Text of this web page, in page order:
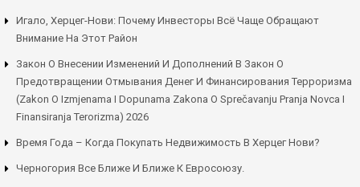
Игало, Херцег-Нови: Почему Инвесторы Всё Чаще Обращают
Внимание На Этот Район
Закон О Внесении Изменений И Дополнений В Закон О
Предотвращении Отмывания Денег И Финансирования Терроризма
(Zakon O Izmjenama I Dopunama Zakona O Sprečavanju Pranja Novca I
Finansiranja Terorizma) 2026
Время Года – Когда Покупать Недвижимость В Херцег Нови?
Черногория Все Ближе И Ближе К Евросоюзу.